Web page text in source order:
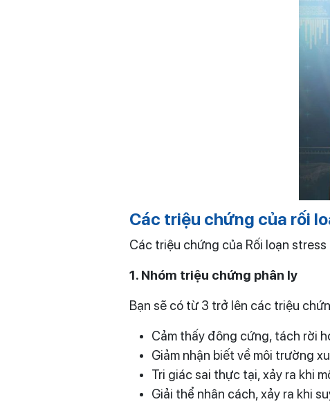
Các triệu chứng của rối
Các triệu chứng của Rối loạn
1. Nhóm triệu chứng phân ly
Bạn sẽ có từ 3 trở lên các triệu
Cảm thấy đông cứng, tách rời
Giảm nhận biết về môi trường
Tri giác sai thực tại, xảy ra khi
Giải thể nhân cách, xảy ra khi